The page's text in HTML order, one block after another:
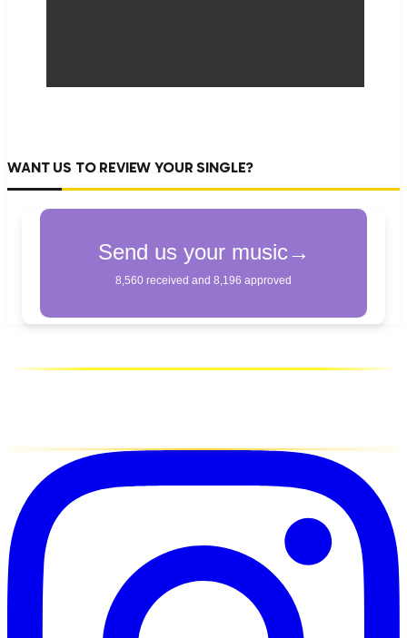
WANT US TO REVIEW YOUR SINGLE?